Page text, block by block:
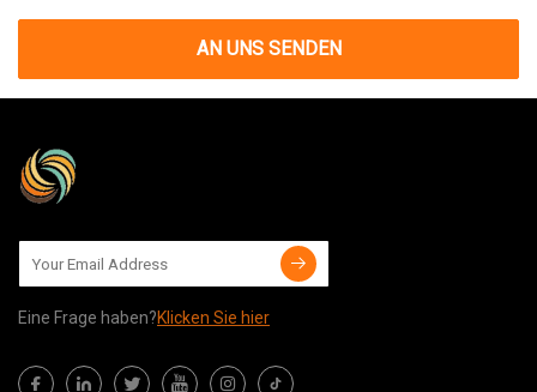
AN UNS SENDEN
Eine Frage haben?Klicken Sie hier